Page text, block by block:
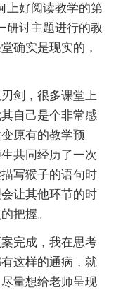
上好阅读教学的第
研讨主题进行的教
确实是现实的，
剑，很多课堂上
自己是个非常感
原有的教学预
共同经历了一次
写猴子的语句时
让其他环节的时
把握。
完成，我在思考
这样的通病，就
量想给老师呈现